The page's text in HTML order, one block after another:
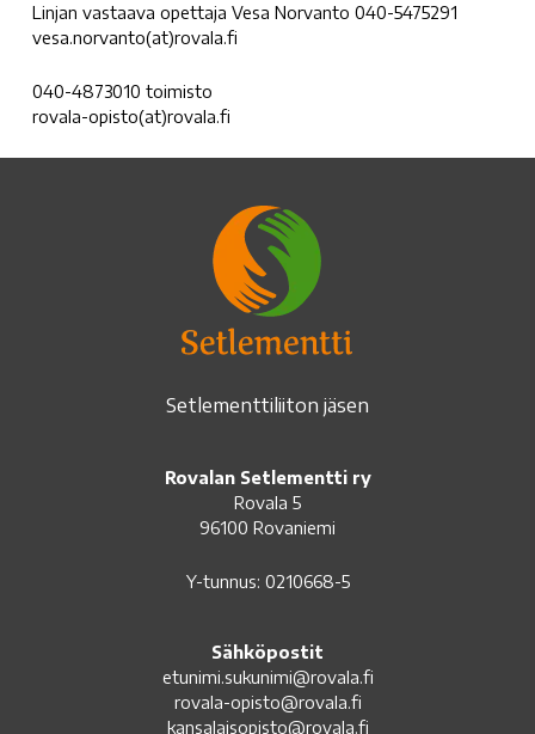
Linjan vastaava opettaja Vesa Norvanto 040-5475291
vesa.norvanto(at)rovala.fi
040-4873010 toimisto
rovala-opisto(at)rovala.fi
Setlementtiliiton jäsen
Rovalan Setlementti ry
Rovala 5
96100 Rovaniemi
Y-tunnus: 0210668-5
Sähköpostit
etunimi.sukunimi@rovala.fi
rovala-opisto@rovala.fi
kansalaisopisto@rovala.fi